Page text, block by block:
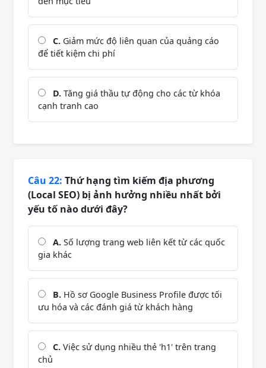
C. Giảm mức độ liên quan của quảng cáo
để tiết kiệm chi phí
D. Tăng giá thầu tự động cho các từ khóa
cạnh tranh cao
Câu 22: Thứ hạng tìm kiếm địa phương
(Local SEO) bị ảnh hưởng nhiều nhất bởi
yếu tố nào dưới đây?
A. Số lượng trang web liên kết từ các quốc
gia khác
B. Hồ sơ Google Business Profile được tối
ưu hóa và các đánh giá từ khách hàng
C. Việc sử dụng nhiều thẻ 'h1' trên trang
chủ